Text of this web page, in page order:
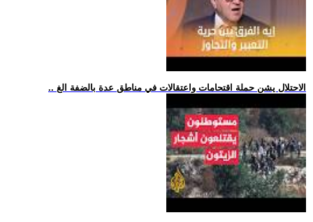
.. الاحتلال يشن حملة اقتحامات واعتقالات في مناطق عدة بالضفة الغ